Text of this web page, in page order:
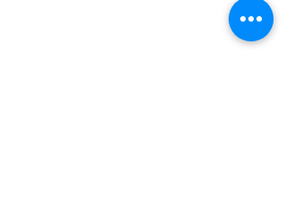
¡Suscríbete aquí y recibe las últimas